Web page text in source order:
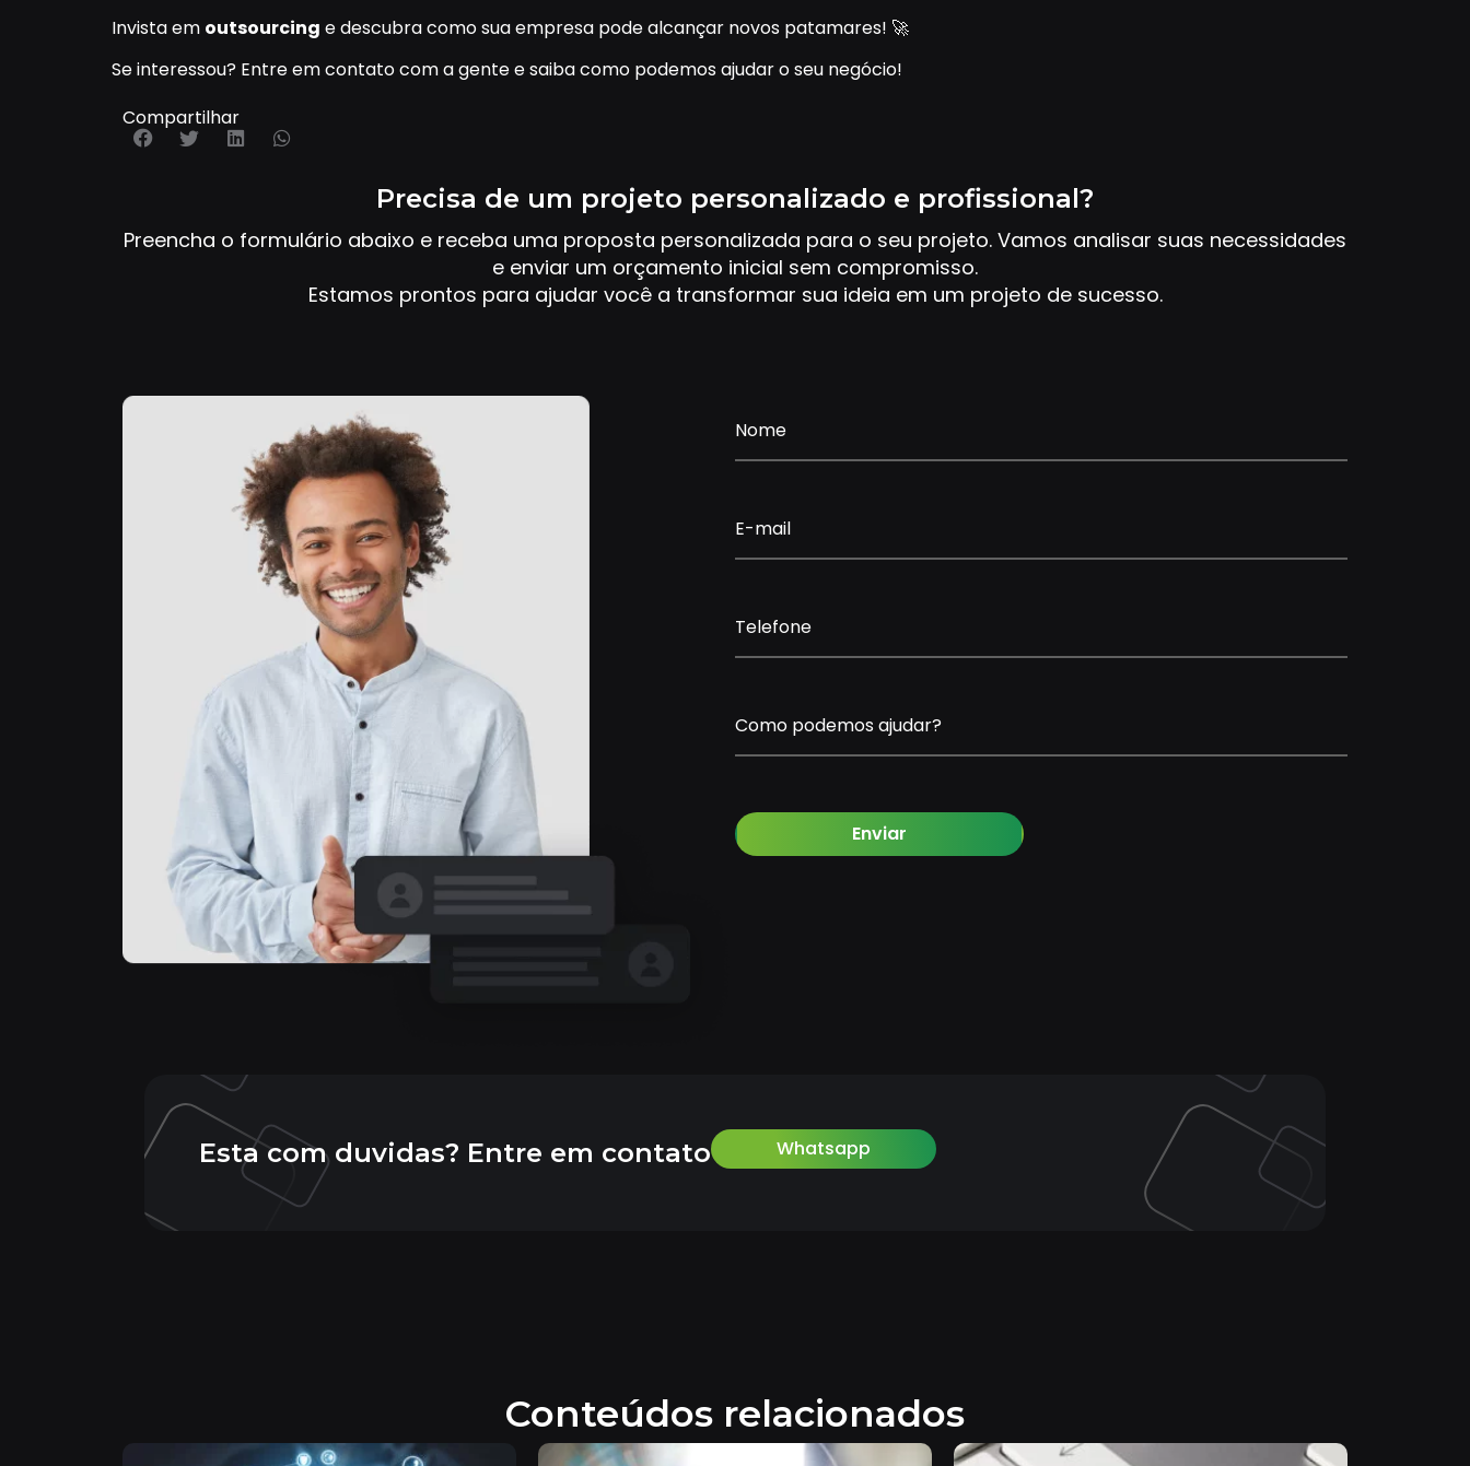
Invista em outsourcing e descubra como sua empresa pode alcançar novos patamares! 🚀
Se interessou? Entre em contato com a gente e saiba como podemos ajudar o seu negócio!
Compartilhar
Precisa de um projeto personalizado e profissional?
Preencha o formulário abaixo e receba uma proposta personalizada para o seu projeto. Vamos analisar suas necessidades
e enviar um orçamento inicial sem compromisso.
Estamos prontos para ajudar você a transformar sua ideia em um projeto de sucesso.
Nome
E-mail
Telefone
Como podemos ajudar?
Enviar
Esta com duvidas? Entre em contato Whatsapp
Conteúdos relacionados